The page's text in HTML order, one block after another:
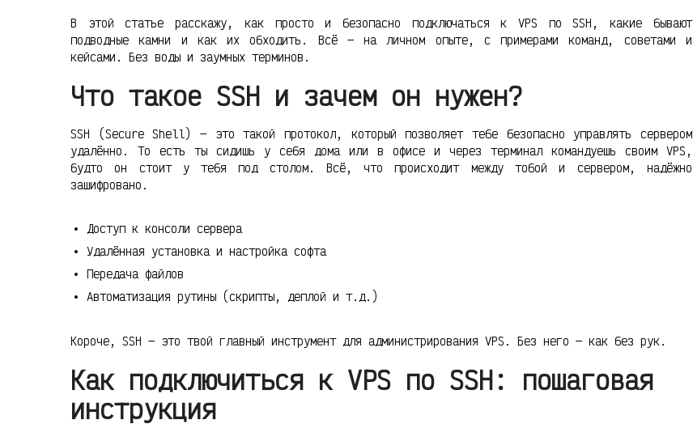
В этой статье расскажу, как просто и безопасно подключаться к VPS по SSH, какие бывают
подводные камни и как их обходить. Всё — на личном опыте, с примерами команд, советами и
кейсами. Без воды и заумных терминов.
Что такое SSH и зачем он нужен?
SSH (Secure Shell) — это такой протокол, который позволяет тебе безопасно управлять сервером
удалённо. То есть ты сидишь у себя дома или в офисе и через терминал командуешь своим VPS,
будто он стоит у тебя под столом. Всё, что происходит между тобой и сервером, надёжно
зашифровано.
Доступ к консоли сервера
Удалённая установка и настройка софта
Передача файлов
Автоматизация рутины (скрипты, деплой и т.д.)
Короче, SSH — это твой главный инструмент для администрирования VPS. Без него — как без рук.
Как подключиться к VPS по SSH: пошаговая
инструкция